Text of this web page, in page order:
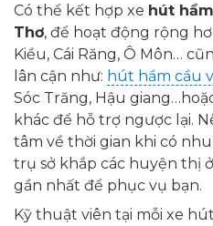
Có thể kết hợp xe hút
Thơ, để hoạt động rộng
Kiều, Cái Răng, Ô Môn…
lân cận như: hút hầm cầu
Sóc Trăng, Hậu
khác để hỗ trợ ngược lại.
tâm về thời gian khi có
trụ sở khắp các huyện thị ở
gần nhất để phục vụ bạn.
Kỹ thuật viên tại mỗi xe